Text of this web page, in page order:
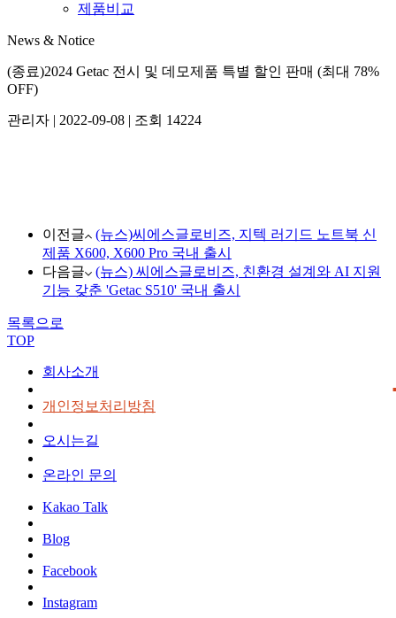
제품비교
News & Notice
(종료)2024 Getac 전시 및 데모제품 특별 할인 판매 (최대 78%
OFF)
관리자 | 2022-09-08 | 조회 14224
이전글
(뉴스)씨에스글로비즈, 지텍 러기드 노트북 신
제품 X600, X600 Pro 국내 출시
다음글
(뉴스) 씨에스글로비즈, 친환경 설계와 AI 지원
기능 갖춘 'Getac S510' 국내 출시
목록으로
TOP
회사소개
개인정보처리방침
오시는길
온라인 문의
Kakao Talk
Blog
Facebook
Instagram